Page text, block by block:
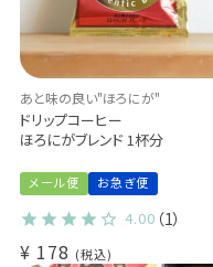
あと味の良い"ほろにが"
ドリップコーヒー
ほろにがブレンド 1杯分
メール便 お急ぎ便
4.00 （1）
¥ 178 税込